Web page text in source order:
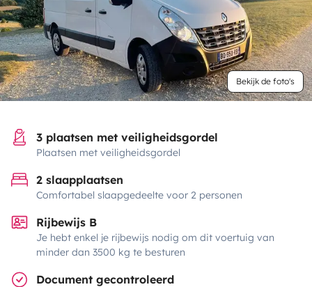
Bekijk de foto's
3 plaatsen met veiligheidsgordel
Plaatsen met veiligheidsgordel
2 slaapplaatsen
Comfortabel slaapgedeelte voor 2 personen
Rijbewijs B
Je hebt enkel je rijbewijs nodig om dit voertuig van
minder dan 3500 kg te besturen
Document gecontroleerd